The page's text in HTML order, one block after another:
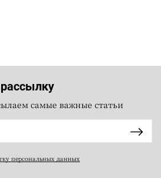
самые важные статьи
персональных данных